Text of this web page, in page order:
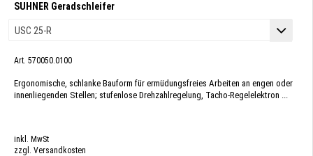
SUHNER Geradschleifer
Art. 570050.0100
Ergonomische, schlanke Bauform für ermüdungsfreies Arbeiten an engen oder
innenliegenden Stellen; stufenlose Drehzahlregelung, Tacho-Regelelektron ...
inkl. MwSt
zzgl. Versandkosten